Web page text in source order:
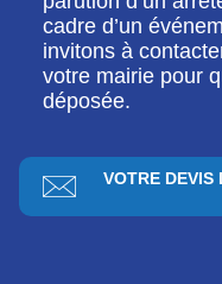
cadre d’un
invitons à
votre mairie pour
déposée.
VOTRE DEVIS